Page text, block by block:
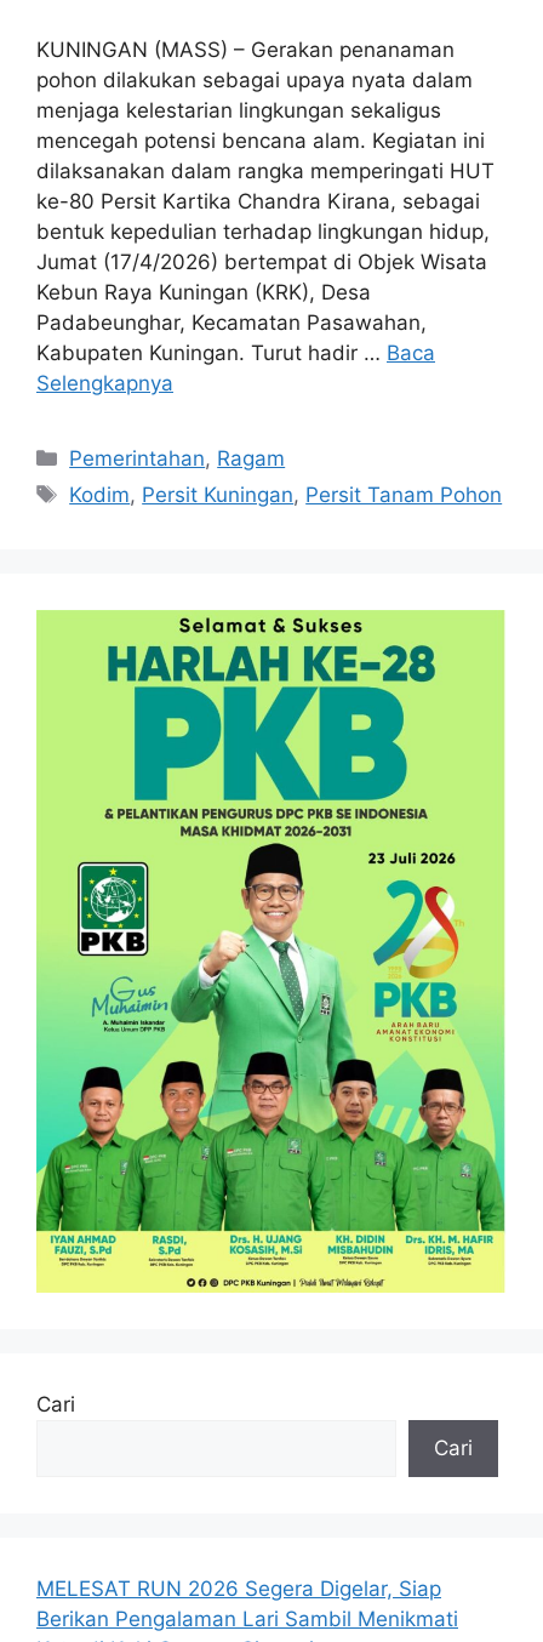
KUNINGAN (MASS) – Gerakan penanaman
pohon dilakukan sebagai upaya nyata dalam
menjaga kelestarian lingkungan sekaligus
mencegah potensi bencana alam. Kegiatan ini
dilaksanakan dalam rangka memperingati HUT
ke-80 Persit Kartika Chandra Kirana, sebagai
bentuk kepedulian terhadap lingkungan hidup,
Jumat (17/4/2026) bertempat di Objek Wisata
Kebun Raya Kuningan (KRK), Desa
Padabeunghar, Kecamatan Pasawahan,
Kabupaten Kuningan. Turut hadir … Baca
Selengkapnya
Kategori
Pemerintahan, Ragam
Tag
Kodim, Persit Kuningan, Persit Tanam Pohon
Cari
Cari
MELESAT RUN 2026 Segera Digelar, Siap
Berikan Pengalaman Lari Sambil Menikmati